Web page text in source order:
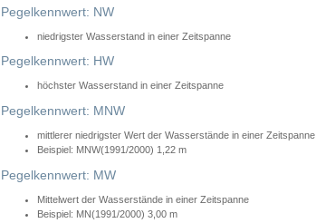
Pegelkennwert: NW
niedrigster Wasserstand in einer Zeitspanne
Pegelkennwert: HW
höchster Wasserstand in einer Zeitspanne
Pegelkennwert: MNW
mittlerer niedrigster Wert der Wasserstände in einer Zeitspanne
Beispiel: MNW(1991/2000) 1,22 m
Pegelkennwert: MW
Mittelwert der Wasserstände in einer Zeitspanne
Beispiel: MN(1991/2000) 3,00 m